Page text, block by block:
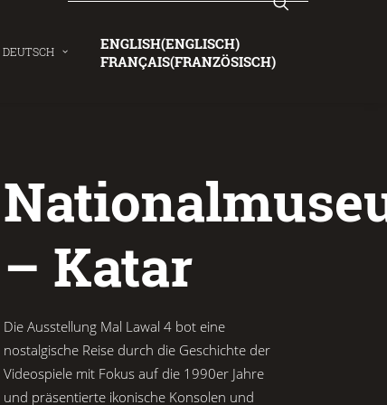
DEUTSCH ENGLISH(ENGLISCH)
FRANÇAIS(FRANZÖSISCH)
– Katar
Die Ausstellung Mal Lawal 4 bot eine
nostalgische Reise durch die Geschichte der
Videospiele mit Fokus auf die 1990er Jahre
und präsentierte ikonische Konsolen und